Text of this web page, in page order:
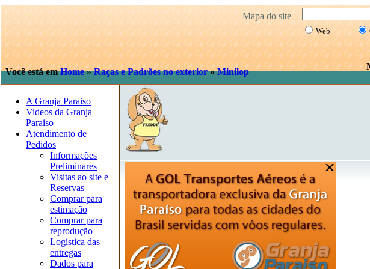
Mapa do site
Web
Você está emHome»Raças e Padrões no exterior»Minilop
A Granja Paraiso
Videos da Granja
Paraiso
Atendimento de
Pedidos
Informações
Preliminares
Visitas ao site e
Reservas
Comprar para
estimação
Comprar para
reprodução
Logística das
entregas
Dados para